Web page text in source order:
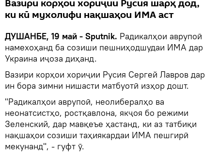
Вазири корҳои хориҷии Русия шарҳ дод,
ки кӣ мухолифи нақшаҳои ИМА аст
ДУШАНБЕ, 19 май - Sputnik. Радикалҳои аврупоӣ
намехоҳанд ба созиши пешниҳодшудаи ИМА дар
Украина иҷоза диҳанд.
Вазири корҳои хориҷии Русия Сергей Лавров дар
ин бора зимни нишасти матбуотӣ изҳор дошт.
"Радикалҳои аврупоӣ, неолибералҳо ва
неонатсистҳо, ростқавлона, якҷоя бо режими
Зеленский, дар мавқеъе ҳастанд, ки аз татбиқи
нақшаҳои созиши таҳиякардаи ИМА пешгирӣ
мекунанд", - гуфт ӯ.